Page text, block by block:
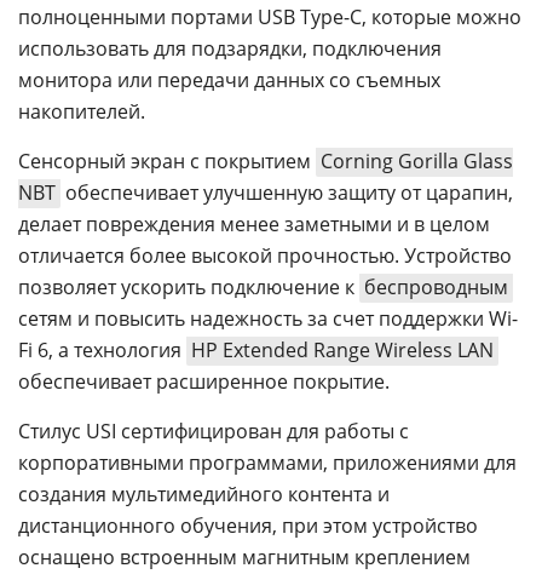
полноценными портами USB Type-C, которые можно
использовать для подзарядки, подключения
монитора или передачи данных со съемных
накопителей.
Сенсорный экран с покрытием Corning Gorilla Glass
NBT обеспечивает улучшенную защиту от царапин,
делает повреждения менее заметными и в целом
отличается более высокой прочностью. Устройство
позволяет ускорить подключение к беспроводным
сетям и повысить надежность за счет поддержки Wi-
Fi 6, а технология HP Extended Range Wireless LAN
обеспечивает расширенное покрытие.
Стилус USI сертифицирован для работы с
корпоративными программами, приложениями для
создания мультимедийного контента и
дистанционного обучения, при этом устройство
оснащено встроенным магнитным креплением